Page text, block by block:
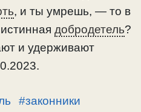
, и ты умрешь, — то в
добродетель?
и удерживают
#законники